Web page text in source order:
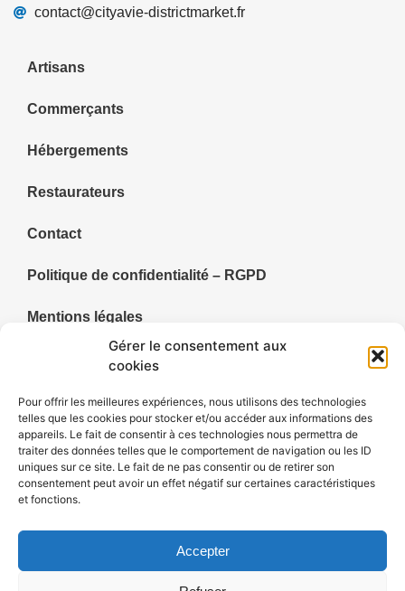
Gérer le consentement aux
cookies
Pour offrir les meilleures expériences, nous utilisons des technologies
telles que les cookies pour stocker et/ou accéder aux informations des
appareils. Le fait de consentir à ces technologies nous permettra de
traiter des données telles que le comportement de navigation ou les ID
uniques sur ce site. Le fait de ne pas consentir ou de retirer son
consentement peut avoir un effet négatif sur certaines caractéristiques
et fonctions.
Accepter
contact@cityavie-districtmarket.fr
Artisans
Commerçants
Hébergements
Restaurateurs
Contact
Politique de confidentialité – RGPD
Mentions légales
Politique de cookies (UE)
Annuaire du territoire de Faulquemont et ses alentours,
Cityavie DUF centralise les commerçants, artisans,
restaurateurs, hébergements et divertissements de ses